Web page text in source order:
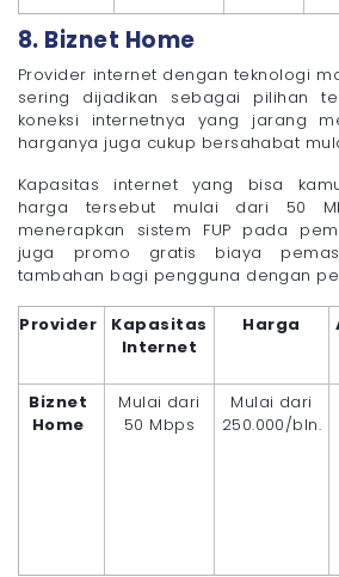
8. Biznet Home
Provider internet dengan teknologi
sering dijadikan sebagai pilihan
koneksi internetnya yang jarang
harganya juga cukup bersahabat
Kapasitas internet yang bisa
harga tersebut mulai dari 50
menerapkan sistem FUP pada
juga promo gratis biaya
tambahan bagi pengguna dengan
Provider
Kapasitas
Internet
Harga
Biznet
Home
Mulai dari
50 Mbps
Mulai dari
250.000/bln.